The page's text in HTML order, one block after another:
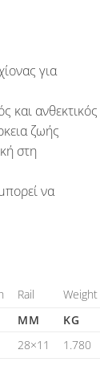
για
και ανθεκτικός
ζωής
στη
να
Rail
Weight
MM
KG
28×11 1.780